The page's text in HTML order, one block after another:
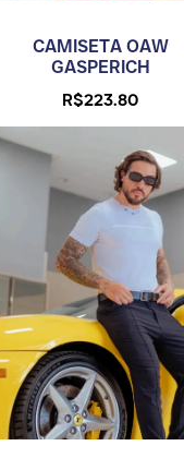
CAMISETA OAW
GASPERICH
R$223.80